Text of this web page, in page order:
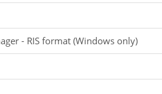
- RIS format (Windows only)